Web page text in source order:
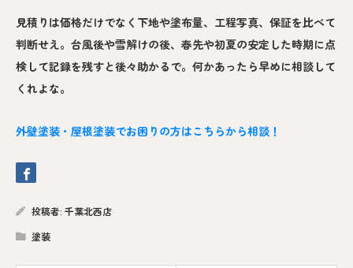
見積りは価格だけでなく下地や塗布量、工程写真、保証を比べて
判断せえ。台風後や雪解けの後、春先や初夏の安定した時期に点
検して記録を残すと後々助かるで。何かあったら早めに相談して
くれよな。
外壁塗装・屋根塗装でお困りの方はこちらから相談！
投稿者: 千葉北西店
塗装